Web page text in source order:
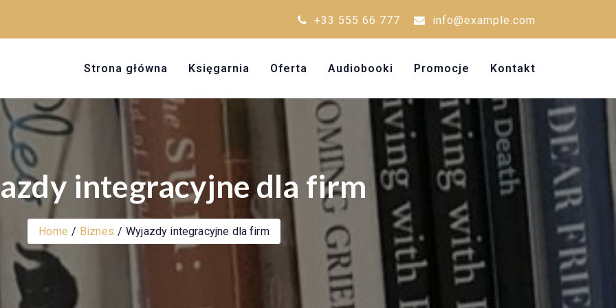
+33 555 66 777 info@example.com
Strona główna Księgarnia Oferta Audiobooki Promocje Kontakt
integracyjne dla firm
Home Biznes Wyjazdy integracyjne dla firm